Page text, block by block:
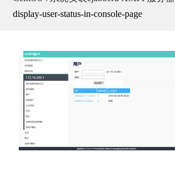
display-user-status-in-console-page